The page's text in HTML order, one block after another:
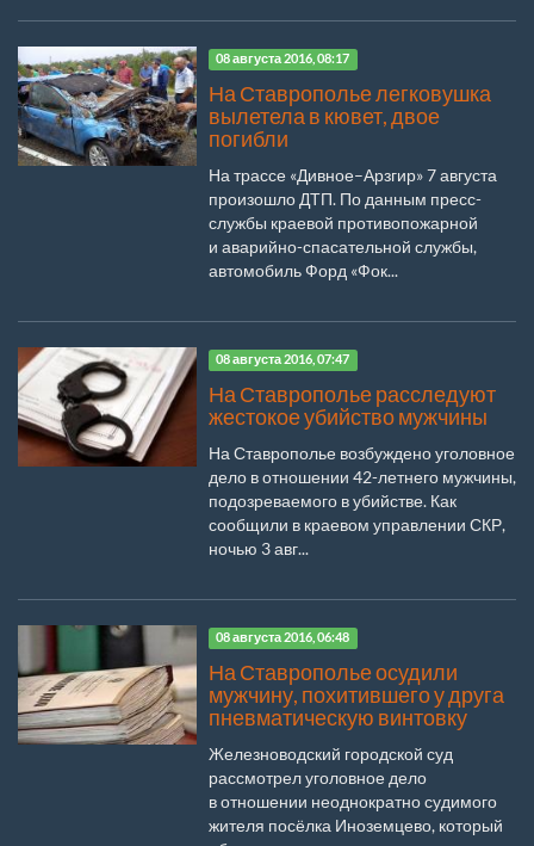
08 августа 2016, 08:17
На Ставрополье легковушка
вылетела в кювет, двое
погибли
На трассе «Дивное–Арзгир» 7 августа
произошло ДТП. По данным пресс-
службы краевой противопожарной
и аварийно-спасательной службы,
автомобиль Форд «Фок...
08 августа 2016, 07:47
На Ставрополье расследуют
жестокое убийство мужчины
На Ставрополье возбуждено уголовное
дело в отношении 42-летнего мужчины,
подозреваемого в убийстве. Как
сообщили в краевом управлении СКР,
ночью 3 авг...
08 августа 2016, 06:48
На Ставрополье осудили
мужчину, похитившего у друга
пневматическую винтовку
Железноводский городской суд
рассмотрел уголовное дело
в отношении неоднократно судимого
жителя посёлка Иноземцево, который